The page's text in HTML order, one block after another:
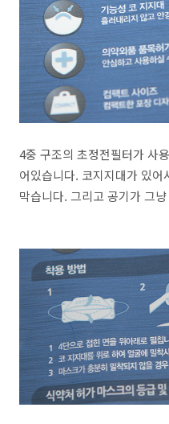
4중 구조의 초정전필터가 사
어있습니다. 코지지대가 있
막습니다. 그리고 공기가 그